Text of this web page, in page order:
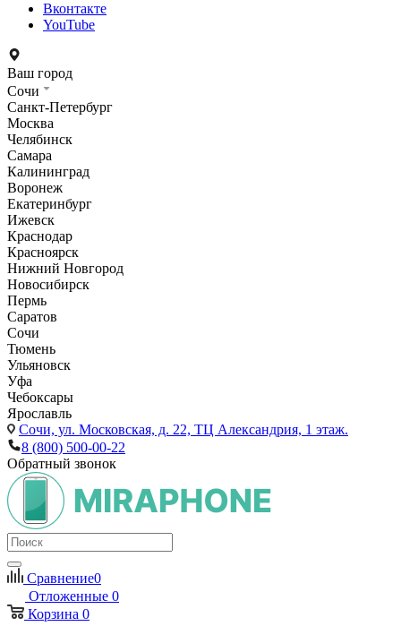
Вконтакте
YouTube
Ваш город
Сочи
Санкт-Петербург
Москва
Челябинск
Самара
Калининград
Воронеж
Екатеринбург
Ижевск
Краснодар
Красноярск
Нижний Новгород
Новосибирск
Пермь
Саратов
Сочи
Тюмень
Ульяновск
Уфа
Чебоксары
Ярославль
Сочи, ул. Московская, д. 22, ТЦ Александрия, 1 этаж.
8 (800) 500-00-22
Обратный звонок
Сравнение0
Отложенные 0
Корзина 0